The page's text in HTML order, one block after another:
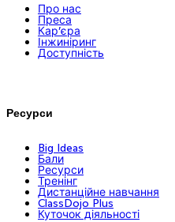
Про нас
Преса
Кар’єра
Інжиніринг
Доступність
Ресурси
Big Ideas
Бали
Ресурси
Тренінг
Дистанційне навчання
ClassDojo Plus
Куточок діяльності